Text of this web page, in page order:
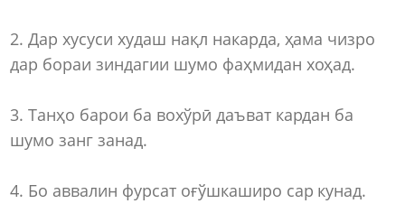
2. Дар хусуси худаш нақл накарда, ҳама чизро
дар бораи зиндагии шумо фаҳмидан хоҳад.
3. Танҳо барои ба вохўрӣ даъват кардан ба
шумо занг занад.
4. Бо аввалин фурсат оғўшкаширо сар кунад.